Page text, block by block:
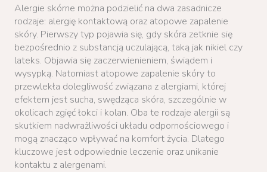
Alergie skórne można podzielić na dwa zasadnicze
rodzaje: alergię kontaktową oraz atopowe zapalenie
skóry. Pierwszy typ pojawia się, gdy skóra zetknie się
bezpośrednio z substancją uczulającą, taką jak nikiel czy
lateks. Objawia się zaczerwienieniem, świądem i
wysypką. Natomiast atopowe zapalenie skóry to
przewlekła dolegliwość związana z alergiami, której
efektem jest sucha, swędząca skóra, szczególnie w
okolicach zgięć łokci i kolan. Oba te rodzaje alergii są
skutkiem nadwrażliwości układu odpornościowego i
mogą znacząco wpływać na komfort życia. Dlatego
kluczowe jest odpowiednie leczenie oraz unikanie
kontaktu z alergenami.